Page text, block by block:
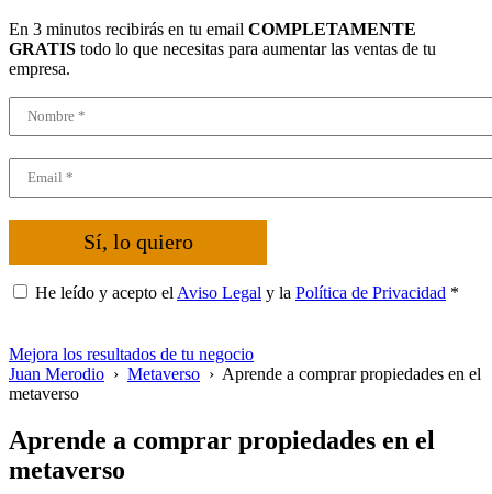
En 3 minutos recibirás en tu email COMPLETAMENTE
GRATIS todo lo que necesitas para aumentar las ventas de tu
empresa.
Sí, lo quiero
He leído y acepto el Aviso Legal y la Política de Privacidad *
Mejora los resultados de tu negocio
Juan Merodio › Metaverso › Aprende a comprar propiedades en el
metaverso
Aprende a comprar propiedades en el
metaverso